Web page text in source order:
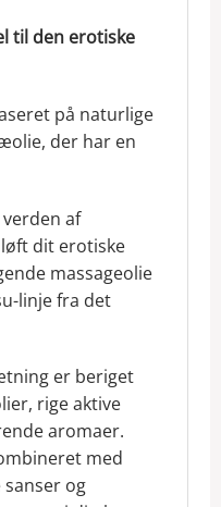
til den erotiske
på naturlige
der har en
af
dit erotiske
massageolie
linje fra det
er beriget
rige aktive
aromaer.
med
og